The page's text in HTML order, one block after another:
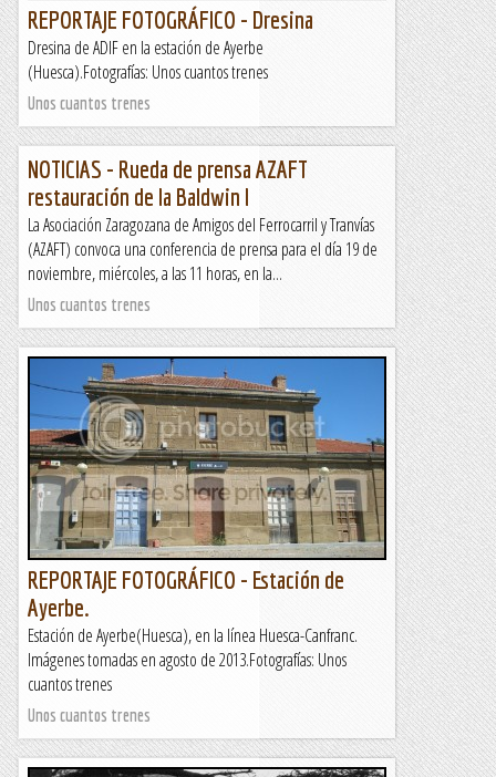
REPORTAJE FOTOGRÁFICO - Dresina
Dresina de ADIF en la estación de Ayerbe
(Huesca).Fotografías: Unos cuantos trenes
Unos cuantos trenes
NOTICIAS - Rueda de prensa AZAFT
restauración de la Baldwin I
La Asociación Zaragozana de Amigos del Ferrocarril y Tranvías
(AZAFT) convoca una conferencia de prensa para el día 19 de
noviembre, miércoles, a las 11 horas, en la...
Unos cuantos trenes
REPORTAJE FOTOGRÁFICO - Estación de
Ayerbe.
Estación de Ayerbe(Huesca), en la línea Huesca-Canfranc.
Imágenes tomadas en agosto de 2013.Fotografías: Unos
cuantos trenes
Unos cuantos trenes